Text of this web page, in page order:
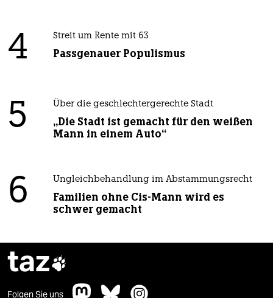
4 Streit um Rente mit 63
Passgenauer Populismus
5 Über die geschlechtergerechte Stadt
„Die Stadt ist gemacht für den weißen
Mann in einem Auto“
6 Ungleichbehandlung im Abstammungsrecht
Familien ohne Cis-Mann wird es
schwer gemacht
taz
Folgen Sie uns